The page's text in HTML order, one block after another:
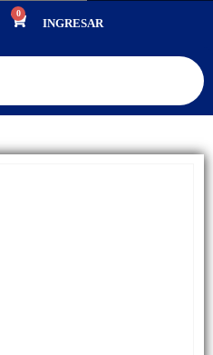
0
INGRESAR
PANTALLAS